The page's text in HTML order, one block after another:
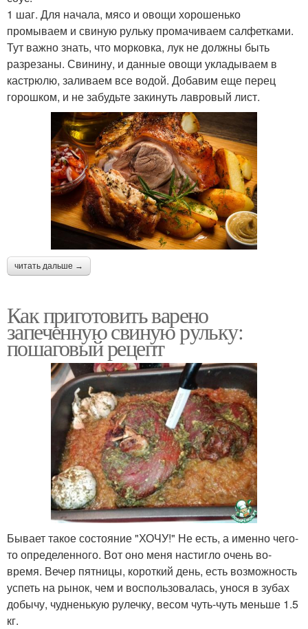
1 шаг. Для начала, мясо и овощи хорошенько
промываем и свиную рульку промачиваем салфетками.
Тут важно знать, что морковка, лук не должны быть
разрезаны. Свинину, и данные овощи укладываем в
кастрюлю, заливаем все водой. Добавим еще перец
горошком, и не забудьте закинуть лавровый лист.
читать дальше →
Как приготовить варено
запеченную свиную рульку:
пошаговый рецепт
Бывает такое состояние "ХОЧУ!" Не есть, а именно чего-
то определенного. Вот оно меня настигло очень во-
время. Вечер пятницы, короткий день, есть возможность
успеть на рынок, чем и воспользовалась, унося в зубах
добычу, чудненькую рулечку, весом чуть-чуть меньше 1.5
кг.